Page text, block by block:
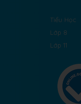
Tiểu Học
Lớp 8
Lớp 11